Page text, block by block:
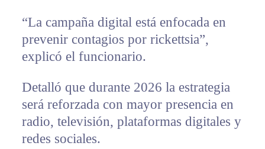
“La campaña digital está enfocada en
prevenir contagios por rickettsia”,
explicó el funcionario.
Detalló que durante 2026 la estrategia
será reforzada con mayor presencia en
radio, televisión, plataformas digitales y
redes sociales.